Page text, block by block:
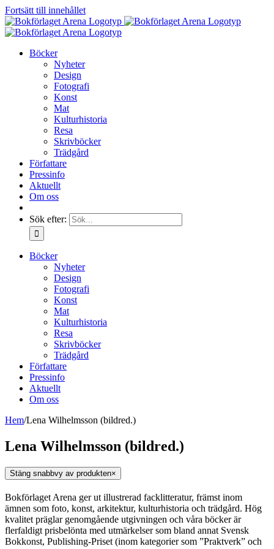
Fortsätt till innehållet
Böcker
Nyheter
Design
Fotografi
Konst
Mat
Kulturhistoria
Resa
Skrivböcker
Trädgård
Författare
Pressinfo
Aktuellt
Om oss
Sök efter:
Böcker
Nyheter
Design
Fotografi
Konst
Mat
Kulturhistoria
Resa
Skrivböcker
Trädgård
Författare
Pressinfo
Aktuellt
Om oss
Hem/Lena Wilhelmsson (bildred.)
Lena Wilhelmsson (bildred.)
Stäng snabbvy av produkten×
Bokförlaget Arena ger ut illustrerad facklitteratur, främst inom
ämnen som foto, konst, arkitektur, kulturhistoria och trädgård. Hög
kvalitet präglar genomgående utgivningen och våra böcker är
flerfaldigt prisbelönta med utmärkelser som bland annat Svensk
Bokkonst, Publishing-Priset (inom kategorier som ”Praktverk” och